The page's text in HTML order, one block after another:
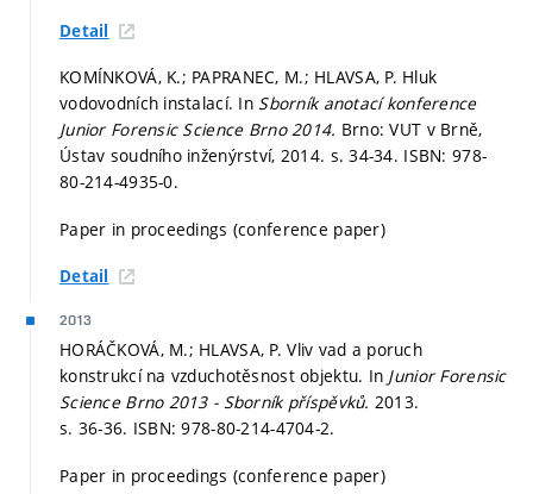
Detail
KOMÍNKOVÁ, K.; PAPRANEC, M.; HLAVSA, P. Hluk
vodovodních instalací. In Sborník anotací konference
Junior Forensic Science Brno 2014. Brno: VUT v Brně,
Ústav soudního inženýrství, 2014. s. 34-34. ISBN: 978-
80-214-4935-0.
Paper in proceedings (conference paper)
Detail
2013
HORÁČKOVÁ, M.; HLAVSA, P. Vliv vad a poruch
konstrukcí na vzduchotěsnost objektu. In Junior Forensic
Science Brno 2013 - Sborník příspěvků. 2013.
s. 36-36. ISBN: 978-80-214-4704-2.
Paper in proceedings (conference paper)